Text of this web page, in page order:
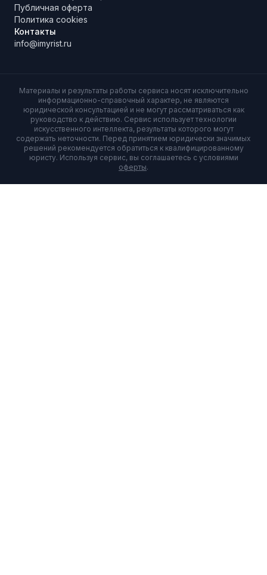
Публичная оферта
Политика cookies
Контакты
info@imyrist.ru
Материалы и результаты работы сервиса носят исключительно
информационно-справочный характер, не являются
юридической консультацией и не могут рассматриваться как
руководство к действию. Сервис использует технологии
искусственного интеллекта, результаты которого могут
содержать неточности. Перед принятием юридически значимых
решений рекомендуется обратиться к квалифицированному
юристу. Используя сервис, вы соглашаетесь с условиями
оферты.